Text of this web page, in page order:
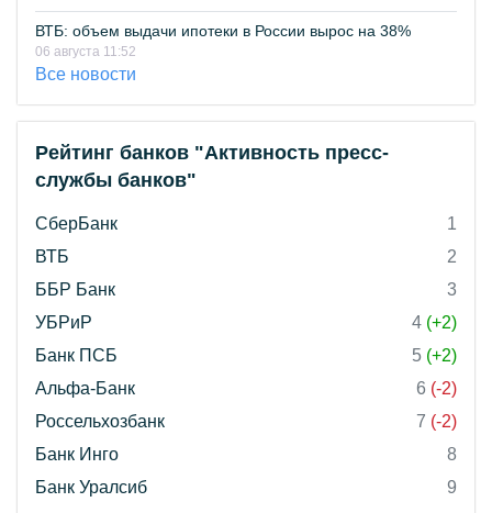
ВТБ: объем выдачи ипотеки в России вырос на 38%
06 августа 11:52
Все новости
Рейтинг банков "Активность пресс-
службы банков"
СберБанк
1
ВТБ
2
ББР Банк
3
УБРиР
4 (+2)
Банк ПСБ
5 (+2)
Альфа-Банк
6 (-2)
Россельхозбанк
7 (-2)
Банк Инго
8
Банк Уралсиб
9